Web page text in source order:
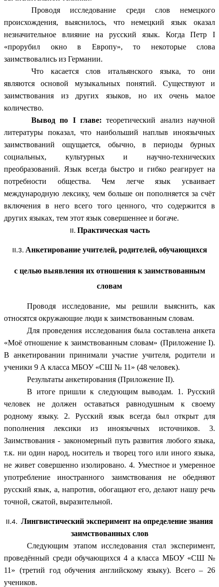
Проводя исследование среди слов немецкого
происхождения, выяснилось, что немецкий язык оказал
незначительное влияние на русский язык. Когда Петр I
«прорубил окно в Европу», то некоторые слова
заимствовались из Германии.
Что касается слов итальянского языка, то они
являются основой музыкальных понятий. Существуют и
заимствования из других языков, но их очень малое
количество.
Вывод по I главе:теоретический анализ научной
литературы показал, что наибольший наплыв иноязычных
заимствований ощущается, обычно, в периоды бурных
социальных, культурных и научно-технических
преобразований. Язык всегда быстро и гибко реагирует на
потребности общества. Чем легче язык усваивает
международную лексику, чем больше он пополняется за счёт
включения в него всего того ценного, что содержится в
других языках, тем этот язык совершеннее и богаче.
Практическая часть
Анкетирование учителей, родителей, обучающихся
с целью выявления их отношения к заимствованным
словам
Проводя исследование, мы решили выяснить, как
относятся окружающие люди к заимствованным словам.
Для проведения исследования была составлена анкета
«Моё отношение к заимствованным словам» (Приложение I).
В анкетировании принимали участие учителя, родители и
ученики 9 А класса МБОУ «СШ № 11» (48 человек).
Результаты анкетирования (Приложение II).
В итоге пришли к следующим выводам. 1. Русский
человек не должен оставаться равнодушным к своему
родному языку. 2. Русский язык всегда был открыт для
пополнения лексики из иноязычных источников. 3.
Заимствования - закономерный путь развития любого языка,
т.к. ни один народ, носитель и творец того или иного языка,
не живет совершенно изолировано. 4. Уместное и умеренное
употребление иностранного заимствования не обедняют
русский язык, а, напротив, обогащают его, делают нашу речь
точной, сжатой, выразительной.
Лингвистический эксперимент на определение знания
заимствованных слов
Следующим этапом исследования стал эксперимент,
проведённый среди обучающихся 4 а класса МБОУ «СШ №
11» (третий год обучения английскому языку). Всего – 26
учеников.